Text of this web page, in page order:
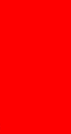
Может не
Может